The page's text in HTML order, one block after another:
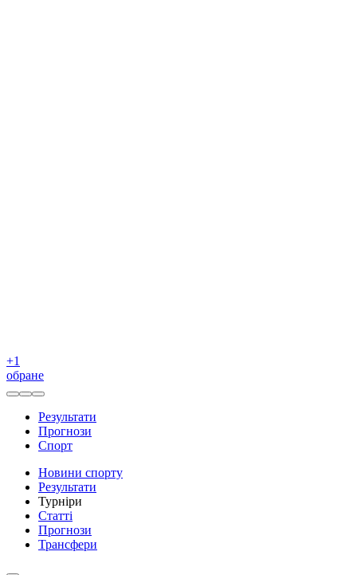
+1
обране
Результати
Прогнози
Спорт
Новини спорту
Результати
Турніри
Статті
Прогнози
Трансфери